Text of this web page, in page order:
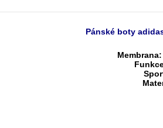
Pánské boty
Membrana:
M